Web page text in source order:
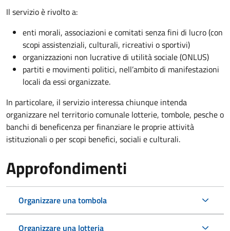
Il servizio è rivolto a:
enti morali, associazioni e comitati senza fini di lucro (con
scopi assistenziali, culturali, ricreativi o sportivi)
organizzazioni non lucrative di utilità sociale (ONLUS)
partiti e movimenti politici, nell’ambito di manifestazioni
locali da essi organizzate.
In particolare, il servizio interessa chiunque intenda
organizzare nel territorio comunale lotterie, tombole, pesche o
banchi di beneficenza per finanziare le proprie attività
istituzionali o per scopi benefici, sociali e culturali.
Approfondimenti
Organizzare una tombola
Organizzare una lotteria